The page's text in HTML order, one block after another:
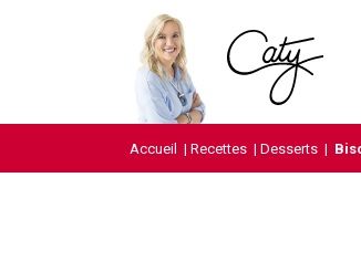
Accueil | Recettes | Desserts |